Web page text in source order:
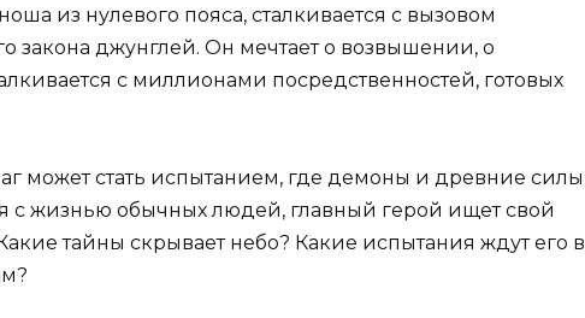
из нулевого пояса, сталкивается с вызовом
закона джунглей. Он мечтает о возвышении, о
с миллионами посредственностей, готовых
может стать испытанием, где демоны и древние силы
с жизнью обычных людей, главный герой ищет свой
тайны скрывает небо? Какие испытания ждут его в